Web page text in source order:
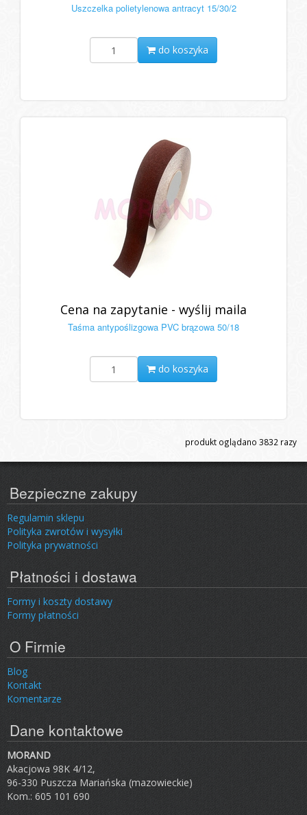
Uszczelka polietylenowa antracyt 15/30/2
do koszyka
Cena na zapytanie - wyślij maila
Taśma antypoślizgowa PVC brązowa 50/18
do koszyka
produkt oglądano 3832 razy
Bezpieczne zakupy
Regulamin sklepu
Polityka zwrotów i wysyłki
Polityka prywatności
Płatności i dostawa
Formy i koszty dostawy
Formy płatności
O Firmie
Blog
Kontakt
Komentarze
Dane kontaktowe
MORAND
Akacjowa 98K 4/12,
96-330 Puszcza Mariańska (mazowieckie)
Kom.: 605 101 690